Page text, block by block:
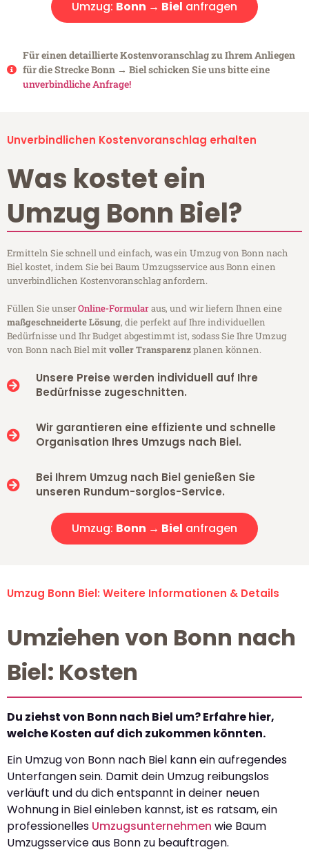
Umzug: Bonn → Biel anfragen
Für einen detaillierte Kostenvoranschlag zu Ihrem Anliegen
für die Strecke Bonn → Biel schicken Sie uns bitte eine
unverbindliche Anfrage!
Unverbindlichen Kostenvoranschlag erhalten
Was kostet ein
Umzug Bonn Biel?
Ermitteln Sie schnell und einfach, was ein Umzug von Bonn nach
Biel kostet, indem Sie bei Baum Umzugsservice aus Bonn einen
unverbindlichen Kostenvoranschlag anfordern.
Füllen Sie unserOnline-Formularaus, und wir liefern Ihnen eine
maßgeschneiderte Lösung, die perfekt auf Ihre individuellen
Bedürfnisse und Ihr Budget abgestimmt ist, sodass Sie Ihre Umzug
von Bonn nach Biel mitvoller Transparenzplanen können.
Unsere Preise werden individuell auf Ihre
Bedürfnisse zugeschnitten.
Wir garantieren eine effiziente und schnelle
Organisation Ihres Umzugs nach Biel.
Bei Ihrem Umzug nach Biel genießen Sie
unseren Rundum-sorglos-Service.
Umzug: Bonn → Biel anfragen
Umzug Bonn Biel: Weitere Informationen & Details
Umziehen von Bonn nach
Biel: Kosten
Du ziehst von Bonn nach Biel um? Erfahre hier,
welche Kosten auf dich zukommen könnten.
Ein Umzug von Bonn nach Biel kann ein aufregendes
Unterfangen sein. Damit dein Umzug reibungslos
verläuft und du dich entspannt in deiner neuen
Wohnung in Biel einleben kannst, ist es ratsam, ein
professionelles Umzugsunternehmen wie Baum
Umzugsservice aus Bonn zu beauftragen.